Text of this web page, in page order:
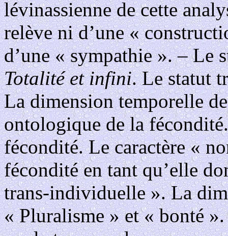
lévinassienne de cette
relève ni d’une «
d’une « sympathie ». – Le
Totalité et infini. Le statut
La dimension temporelle
ontologique de la
fécondité. Le caractère «
fécondité en tant qu’elle
trans-individuelle ». La
« Pluralisme » et « bonté